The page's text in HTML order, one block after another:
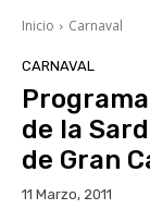
Inicio Carnaval
CARNAVAL
de la
de Gran
11 Marzo, 2011